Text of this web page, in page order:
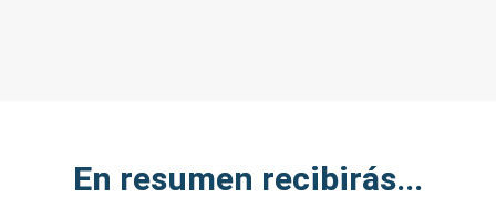
En resumen recibirás...